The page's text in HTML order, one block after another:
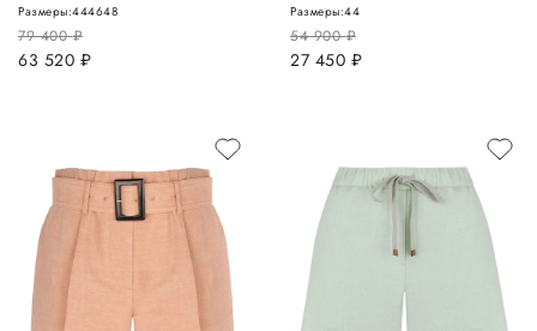
79 400руб.
63 520 руб.
Размеры:444648
54 900руб.
27 450 руб.
Размеры:44